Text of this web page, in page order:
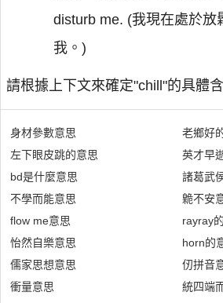
disturb me. (我現在處於放
我。)
請根據上下文來確定"chill"的具體含
身材參數意思
左下眼皮跳的意思
bd是什麼意思
不學而能意思
flow me意思
怡然自樂意思
儒家思想意思
衝量意思
老鄉好
英才早
諸葛武
臲不安
rayray
horn的
仞拼音
統四端